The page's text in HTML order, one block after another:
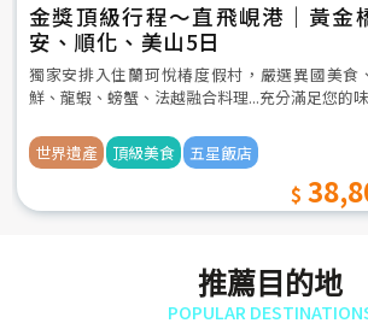
金獎頂級行程～直飛峴港｜黃金
安、順化、美山5日
獨家安排入住蘭珂悅椿度假村，嚴選異國美食
鮮、龍蝦、螃蟹、法越融合料理...充分滿足您的
世界遺產 頂級美食 五星飯店
推薦目的地
POPULAR